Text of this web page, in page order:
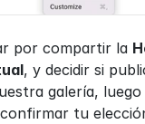
por compartir la
, y decidir si
galería,
tu